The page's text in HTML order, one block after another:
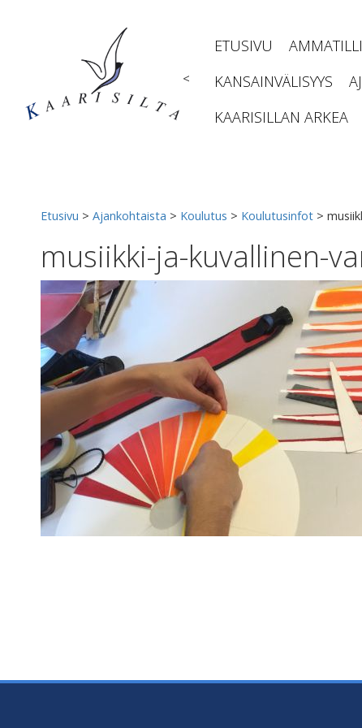
<
ETUSIVU
KANSAINVÄLISYYS
KAARISILLAN ARKEA
Etusivu > Ajankohtaista > Koulutus > Koulutusinfot >
musiikki-ja-kuvallinen-